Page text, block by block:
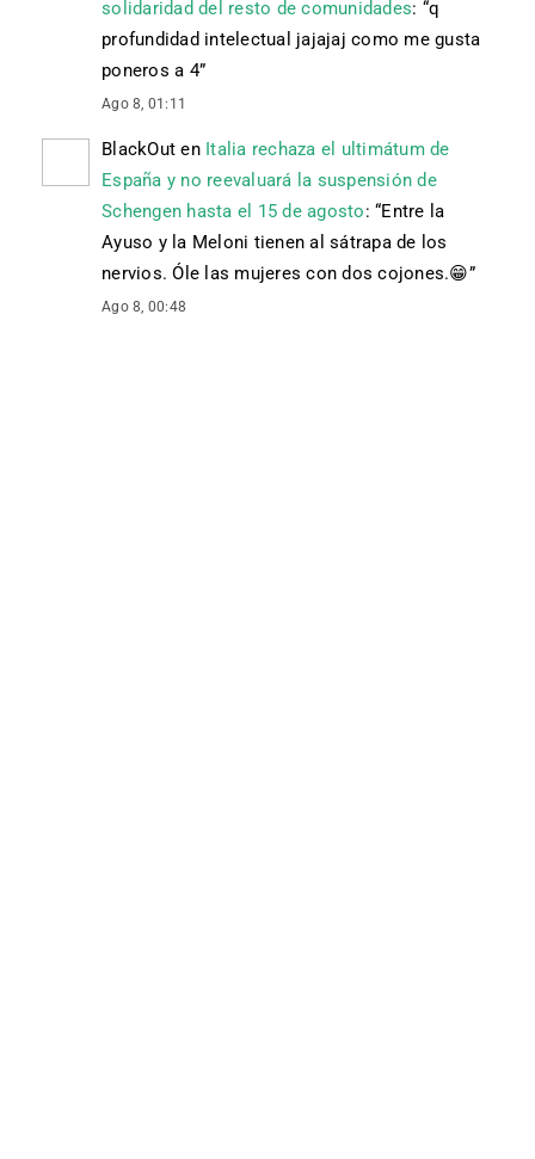
solidaridad del resto de comunidades: “q
profundidad intelectual jajajaj como me gusta
poneros a 4”
Ago 8, 01:11
BlackOut en Italia rechaza el ultimátum de
España y no reevaluará la suspensión de
Schengen hasta el 15 de agosto: “Entre la
Ayuso y la Meloni tienen al sátrapa de los
nervios. Óle las mujeres con dos cojones. 😁”
Ago 8, 00:48